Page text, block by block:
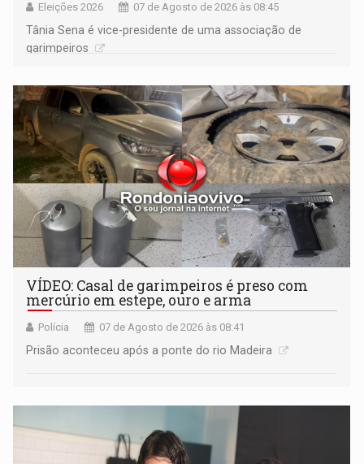
Eleições 2026 07 de Agosto de 2026 às 08:45
Tânia Sena é vice-presidente de uma associação de
garimpeiros
VÍDEO: Casal de garimpeiros é preso com
mercúrio em estepe, ouro e arma
Polícia 07 de Agosto de 2026 às 08:41
Prisão aconteceu após a ponte do rio Madeira